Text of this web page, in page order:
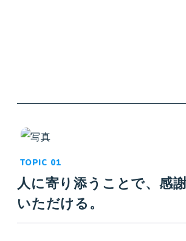
人に寄り添うことで、感
いただける。